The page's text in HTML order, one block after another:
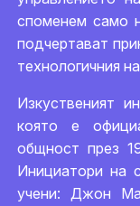
споменем само
подчертават
технологичния
Изкуственият
която е
общност през
Инициатори на
учени: Джон